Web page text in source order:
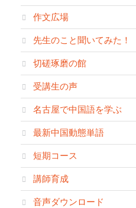
作文広場
先生のこと聞いてみた！
切磋琢磨の館
受講生の声
名古屋で中国語を学ぶ
最新中国動態単語
短期コース
講師育成
音声ダウンロード